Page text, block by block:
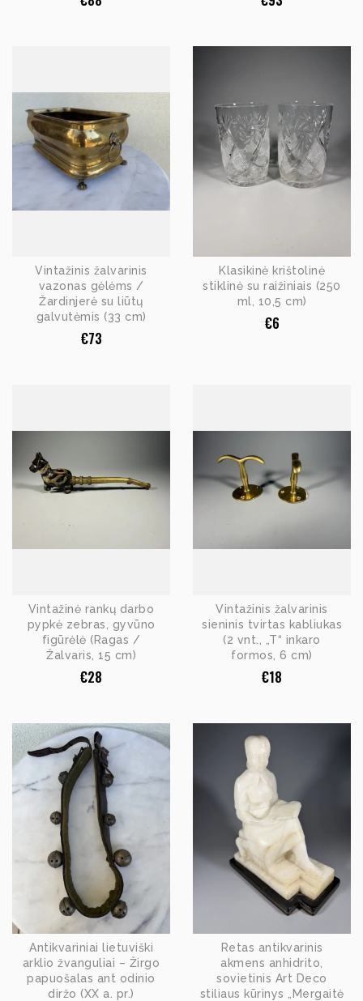
Vintažinis žalvarinis
vazonas gėlėms /
Žardinjerė su liūtų
galvutėmis (33 cm)
€73
Klasikinė krištolinė
stiklinė su raižiniais (250
ml, 10,5 cm)
€6
Vintažinė rankų darbo
pypkė zebras, gyvūno
figūrėlė (Ragas /
Žalvaris, 15 cm)
€28
Vintažinis žalvarinis
sieninis tvirtas kabliukas
(2 vnt., „T“ inkaro
formos, 6 cm)
€18
Antikvariniai lietuviški
arklio žvanguliai – Žirgo
papuošalas ant odinio
diržo (XX a. pr.)
Retas antikvarinis
akmens anhidrito,
sovietinis Art Deco
stiliaus kūrinys „Mergaitė